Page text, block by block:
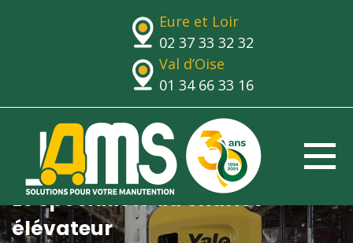
Eure et Loir
02 37 33 32 32
Val d’Oise
01 34 66 33 16
Le spécialiste du chariot
élévateur